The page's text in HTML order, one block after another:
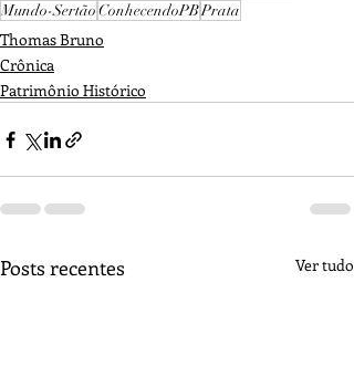
Mundo-SertãoConhecendoPBPrata
Thomas Bruno
Crônica
Patrimônio Histórico
Posts recentes Ver tudo